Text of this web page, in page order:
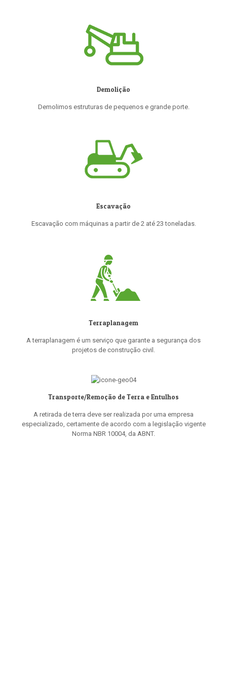
Demolição
Demolimos estruturas de pequenos e grande porte.
Escavação
Escavação com máquinas a partir de 2 até 23 toneladas.
Terraplanagem
A terraplanagem é um serviço que garante a segurança dos
projetos de construção civil.
Transporte/Remoção de Terra e Entulhos
A retirada de terra deve ser realizada por uma empresa
especializado, certamente de acordo com a legislação vigente
Norma NBR 10004, da ABNT.